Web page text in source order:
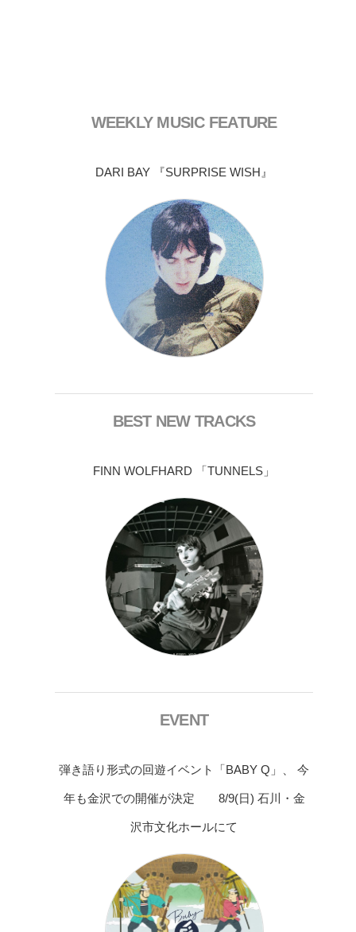
WEEKLY MUSIC FEATURE
DARI BAY 『SURPRISE WISH』
BEST NEW TRACKS
FINN WOLFHARD 「TUNNELS」
EVENT
弾き語り形式の回遊イベント「BABY Q」、 今
年も金沢での開催が決定 8/9(日) 石川・金
沢市文化ホールにて